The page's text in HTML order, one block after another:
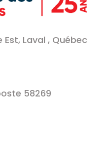
Laval , Québec
58269